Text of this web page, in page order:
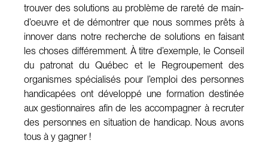
trouver des solutions au problème de rareté de main-
d’oeuvre et de démontrer que nous sommes prêts à
innover dans notre recherche de solutions en faisant
les choses différemment. À titre d’exemple, le Conseil
du patronat du Québec et le Regroupement des
organismes spécialisés pour l’emploi des personnes
handicapées ont développé une formation destinée
aux gestionnaires afin de les accompagner à recruter
des personnes en situation de handicap. Nous avons
tous à y gagner !